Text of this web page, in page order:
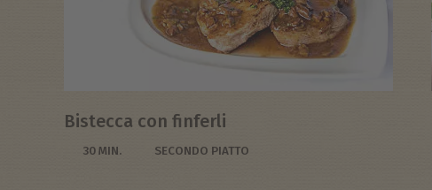
Bistecca con finferli
30 MIN. SECONDO PIATTO